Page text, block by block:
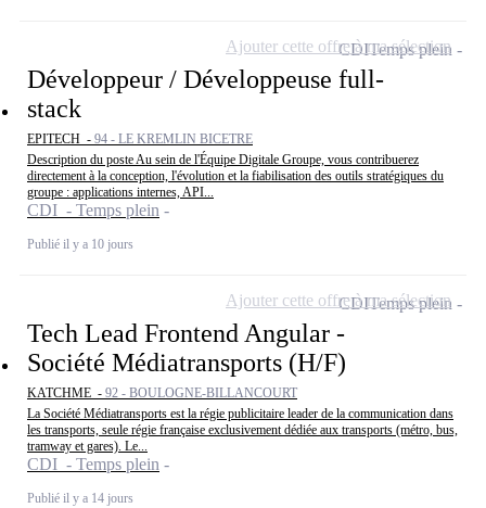
Développeur / Développeuse full-
stack
EPITECH - 94 - LE KREMLIN BICETRE
Description du poste Au sein de l'Équipe Digitale Groupe, vous contribuerez
directement à la conception, l'évolution et la fiabilisation des outils stratégiques du
groupe : applications internes, API...
CDI - Temps plein
Publié il y a 10 jours
CDITemps plein
Ajouter cette offre à ma sélection
Tech Lead Frontend Angular -
Société Médiatransports (H/F)
KATCHME - 92 - BOULOGNE-BILLANCOURT
La Société Médiatransports est la régie publicitaire leader de la communication dans
les transports, seule régie française exclusivement dédiée aux transports (métro, bus,
tramway et gares). Le...
CDI - Temps plein
Publié il y a 14 jours
CDITemps plein
Ajouter cette offre à ma sélection